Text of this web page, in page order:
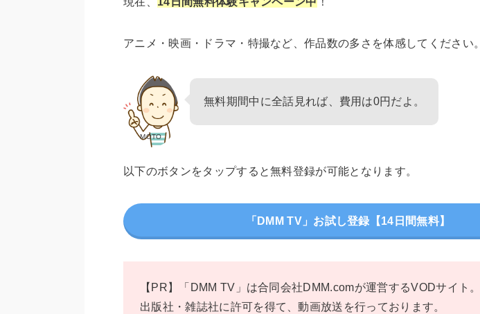
アニメ・映画・ドラマ・特撮など、作品数の多さを体感してください。
MOTO
無料期間中に全話見れば、費用は0円だよ。
以下のボタンをタップすると無料登録が可能となります。
「DMM TV」お試し登録【14日間無料】
【PR】「DMM TV」は合同会社DMM.comが運営するVODサイト。
出版社・雑誌社に許可を得て、動画放送を行っております。